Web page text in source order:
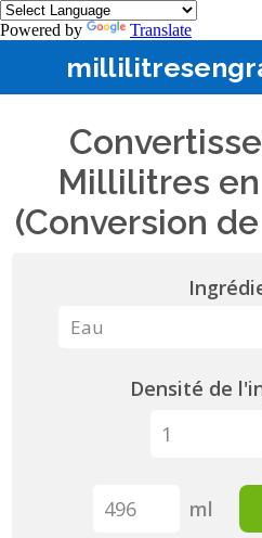
Powered by Translate
Millilitres
(Conversion
Densité de
ml